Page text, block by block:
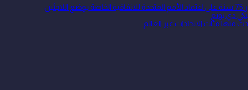
دي يونغ
منها مئات الاتحادات عبر العالم